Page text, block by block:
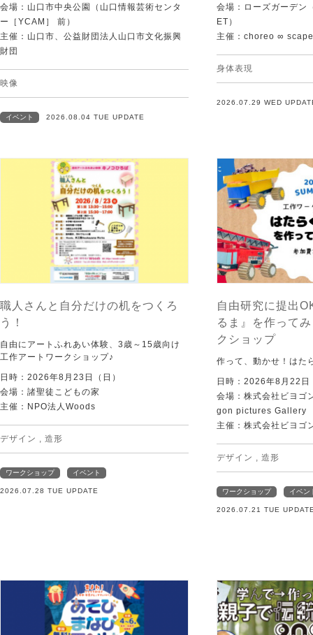
会場：山口市中央公園（山口情報芸術センタ
ー［YCAM］ 前）
主催：山口市、公益財団法人山口市文化振興
財団
映像
イベント 2026.08.04 TUE UPDATE
会場：ローズガーデン
ET）
主催：choreo ∞ scape
身体表現
2026.07.29 WED
職人さんと自分だけの机をつくろ
う！
自由にアートふれあい体験、3歳～15歳向け
工作アートワークショップ♪
日時：2026年8月23日（日）
会場：諸聖徒こどもの家
主催：NPO法人Woods
デザイン , 造形
ワークショップ イベント
2026.07.28 TUE UPDATE
自由研究に提出
るま』を作って
クショップ
作って、動かせ！はた
日時：2026年8月22日
会場：株式会社ビヨ
gon pictures Gallery
主催：株式会社ビヨゴ
デザイン , 造形
ワークショップ イベン
2026.07.21 TUE